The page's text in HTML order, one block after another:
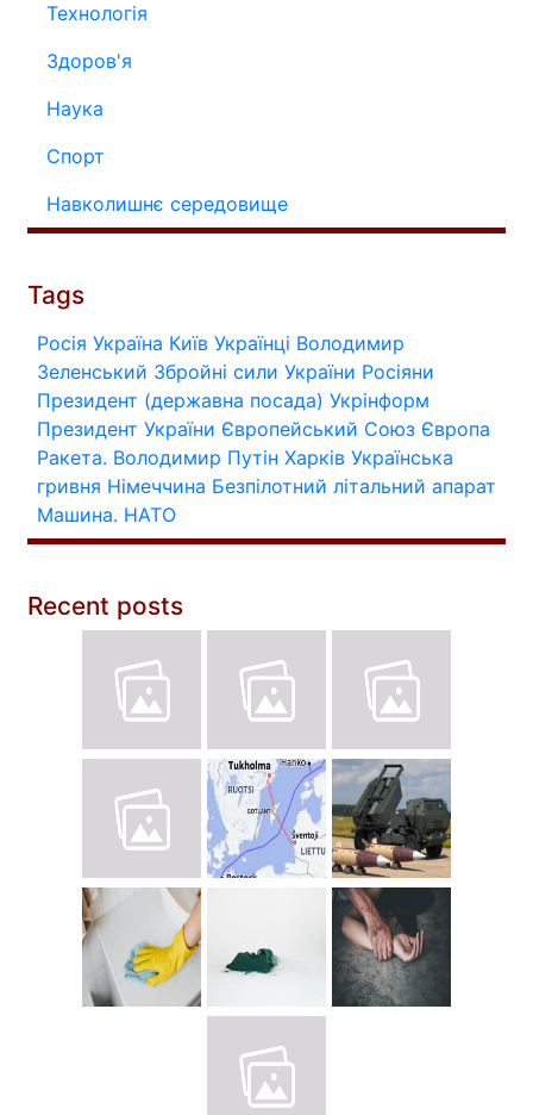
Технологія
Здоров'я
Наука
Спорт
Навколишнє середовище
Tags
Росія Україна Київ Українці Володимир
Зеленський Збройні сили України Росіяни
Президент (державна посада) Укрінформ
Президент України Європейський Союз Європа
Ракета. Володимир Путін Харків Українська
гривня Німеччина Безпілотний літальний апарат
Машина. НАТО
Recent posts